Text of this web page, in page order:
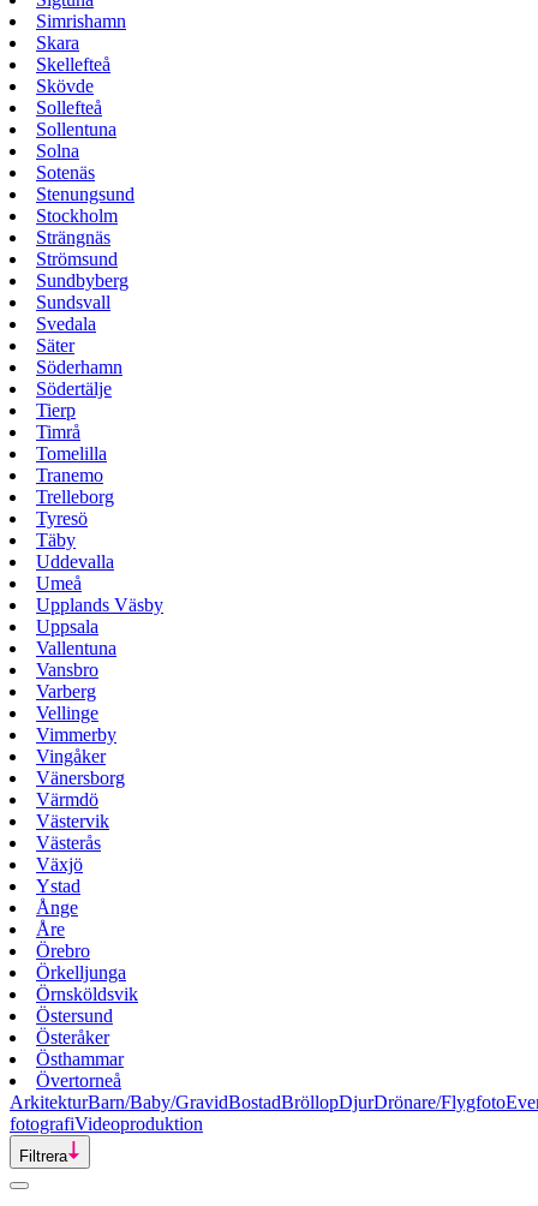
Simrishamn
Skara
Skellefteå
Skövde
Sollefteå
Sollentuna
Solna
Sotenäs
Stenungsund
Stockholm
Strängnäs
Strömsund
Sundbyberg
Sundsvall
Svedala
Säter
Söderhamn
Södertälje
Tierp
Timrå
Tomelilla
Tranemo
Trelleborg
Tyresö
Täby
Uddevalla
Umeå
Upplands Väsby
Uppsala
Vallentuna
Vansbro
Varberg
Vellinge
Vimmerby
Vingåker
Vänersborg
Värmdö
Västervik
Västerås
Växjö
Ystad
Ånge
Åre
Örebro
Örkelljunga
Örnsköldsvik
Östersund
Österåker
Östhammar
Övertorneå
ArkitekturBarn/Baby/GravidBostadBröllopDjurDrönare/Flygfoto
fotografiVideoproduktion
Filtrera